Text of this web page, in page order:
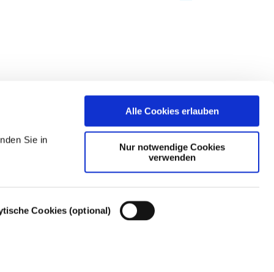
Sie in
Cookies (optional)
Alle Cookies erlauben
Nur notwendige Cookies
verwenden
Einstellungen – Cookie-Richtlinie